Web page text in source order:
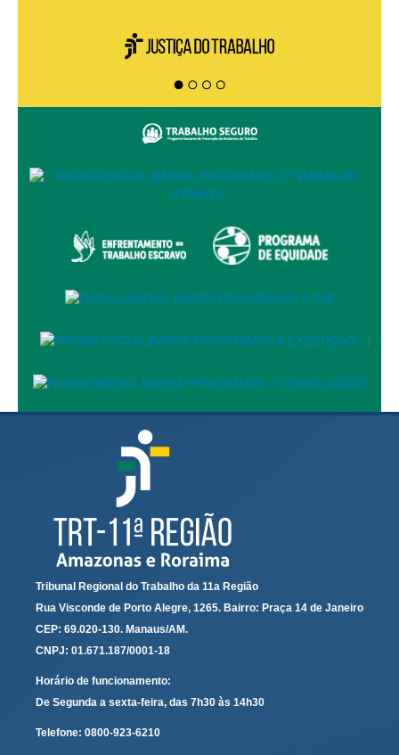
Listar Processos
Inscrição para mediação e conciliação – Cejusc 1º e 2º
Eventos
Portal Proad
Pequeno Valor
Suspensão e Prorrogação de Prazos
Busca Geral
Portal de Doações do TRT11
Estatísticas
Pesquisa de metas Nacionais
Acessibilidade
Editais de Credenciamento
Pontos de Inclusão Digital
Monitoramento do Serviços de TIC
Conexão Inclusiva
Informe de Rendimentos - 2026
|
Tribunal Regional do Trabalho da 11a Região
Rua Visconde de Porto Alegre, 1265. Bairro: Praça 14 de Janeiro
CEP: 69.020-130. Manaus/AM.
CNPJ: 01.671.187/0001-18
Horário de funcionamento:
De Segunda a sexta-feira, das 7h30 às 14h30
Telefone: 0800-923-6210